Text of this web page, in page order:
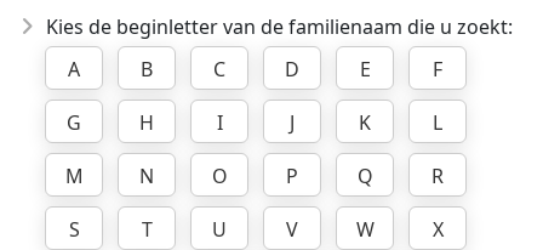
Kies de beginletter van de familienaam die u zoekt:
A
B C D E
F
G
H I J K
L
M
N O P Q
R
S
T U V W
X